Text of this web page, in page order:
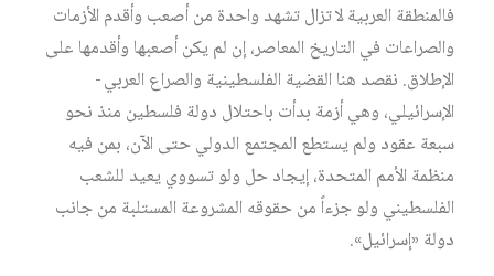
فالمنطقة العربيةلاتزالتشهد واحدة منأصعب وأقدم الأزمات
والصراعات في التاريخ المعاصر،إن لميكنأصعبها وأقدمها على
الإطلاق. نقصد هنا القضية الفلسطينية والصراع العربي-
الإسرائيلي، وهيأزمة بدأت باحتلال دولة فلسطين منذ نحو
سبعة عقود ولميستطع المجتمع الدوليحتى الآن، بمن فيه
منظمة الأمم المتحدة،إيجادحل ولوتسووييعيد للشعب
الفلسطيني ولوجزءاًمنحقوقه المشروعة المستلبة منجانب
دولة «إسرائيل».